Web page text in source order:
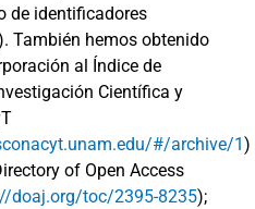
de identificadores
También hemos obtenido
al Índice de
Científica y
#/archive/1 )
of Open Access
doaj.org/toc/2395-8235);